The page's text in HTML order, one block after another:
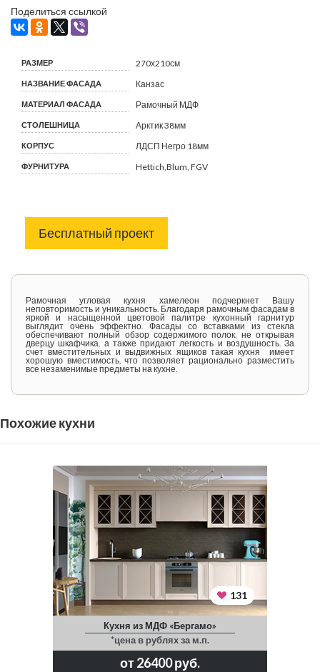
Поделиться ссылкой
РАЗМЕР 270х210см
НАЗВАНИЕ ФАСАДА Канзас
МАТЕРИАЛ ФАСАДА Рамочный МДФ
СТОЛЕШНИЦА Арктик 38мм
КОРПУС ЛДСП Негро 18мм
ФУРНИТУРА Hettich,Blum, FGV
Бесплатный проект
Рамочная угловая кухня хамелеон подчеркнет Вашу
неповторимость и уникальность. Благодаря рамочным фасадам в
яркой и насыщенной цветовой палитре кухонный гарнитур
выглядит очень эффектно. Фасады со вставками из стекла
обеспечивают полный обзор содержимого полок, не открывая
дверцу шкафчика, а также придают легкость и воздушность. За
счет вместительных и выдвижных ящиков такая кухня имеет
хорошую вместимость, что позволяет рационально разместить
все незаменимые предметы на кухне.
Похожие кухни
131
Кухня из МДФ «Бергамо»
*цена в рублях за м.п.
от 26400 руб.